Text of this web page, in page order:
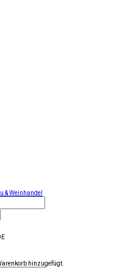
& Weinhandel
hinzugefügt.